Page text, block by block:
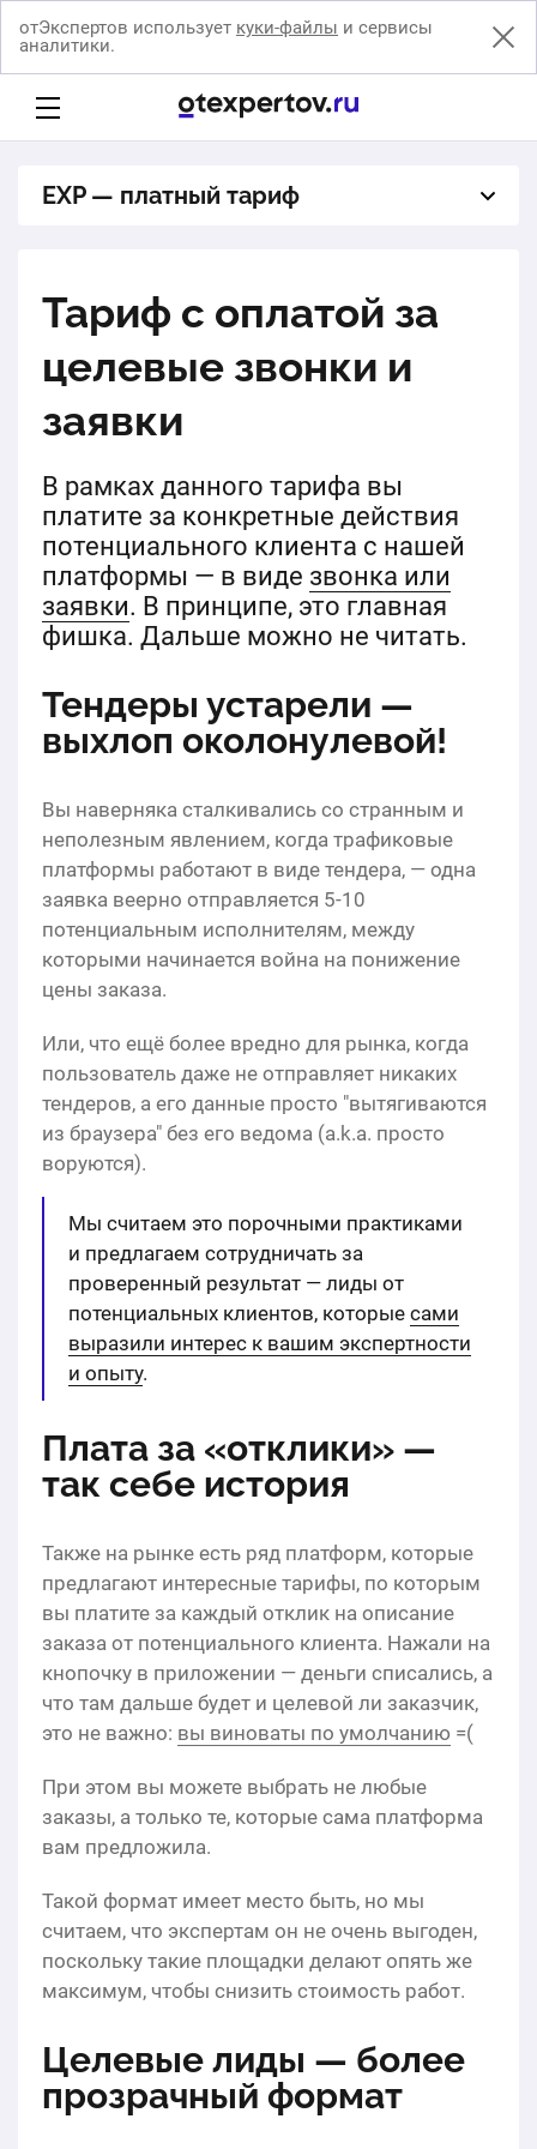
отЭкспертов использует куки-файлы и сервисы
аналитики.
EXP — платный тариф
FREE — бесплатный тариф
EXP — платный тариф
Тариф с оплатой за
целевые звонки и
заявки
В рамках данного тарифа вы
платите за конкретные действия
потенциального клиента с нашей
платформы — в виде звонка или
заявки. В принципе, это главная
фишка. Дальше можно не читать.
Тендеры устарели —
выхлоп околонулевой!
Вы наверняка сталкивались со странным и
неполезным явлением, когда трафиковые
платформы работают в виде тендера, — одна
заявка веерно отправляется 5-10
потенциальным исполнителям, между
которыми начинается война на понижение
цены заказа.
Или, что ещё более вредно для рынка, когда
пользователь даже не отправляет никаких
тендеров, а его данные просто "вытягиваются
из браузера" без его ведома (a.k.a. просто
воруются).
Мы считаем это порочными практиками
и предлагаем сотрудничать за
проверенный результат — лиды от
потенциальных клиентов, которые сами
выразили интерес к вашим экспертности
и опыту.
Плата за «отклики» —
так себе история
Также на рынке есть ряд платформ, которые
предлагают интересные тарифы, по которым
вы платите за каждый отклик на описание
заказа от потенциального клиента. Нажали на
кнопочку в приложении — деньги списались, а
что там дальше будет и целевой ли заказчик,
это не важно: вы виноваты по умолчанию =(
При этом вы можете выбрать не любые
заказы, а только те, которые сама платформа
вам предложила.
Такой формат имеет место быть, но мы
считаем, что экспертам он не очень выгоден,
поскольку такие площадки делают опять же
максимум, чтобы снизить стоимость работ.
Целевые лиды — более
прозрачный формат